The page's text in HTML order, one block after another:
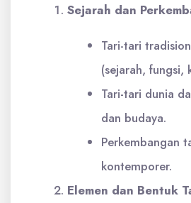
Sejarah dan
Tari-tari
(sejarah, fungsi,
Tari-tari dunia
dan budaya.
Perkembangan
kontemporer.
Elemen dan Bentuk